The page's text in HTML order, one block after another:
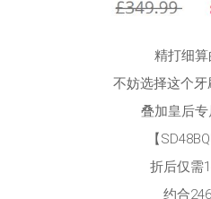
精打细
不妨选择这个
叠加皇后
【
折后仅需
约合